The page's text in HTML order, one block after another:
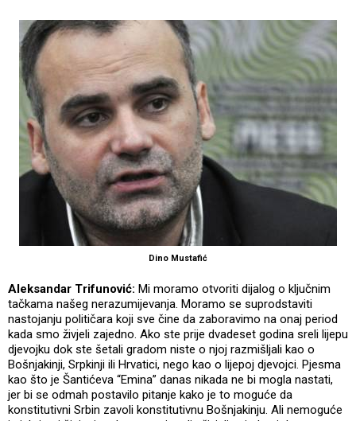
Dino Mustafić
Aleksandar Trifunović: Mi moramo otvoriti dijalog o ključnim
tačkama našeg nerazumijevanja. Moramo se suprodstaviti
nastojanju političara koji sve čine da zaboravimo na onaj period
kada smo živjeli zajedno. Ako ste prije dvadeset godina sreli lijepu
djevojku dok ste šetali gradom niste o njoj razmišljali kao o
Bošnjakinji, Srpkinji ili Hrvatici, nego kao o lijepoj djevojci. Pjesma
kao što je Šantićeva “Emina” danas nikada ne bi mogla nastati,
jer bi se odmah postavilo pitanje kako je to moguće da
konstitutivni Srbin zavoli konstitutivnu Bošnjakinju. Ali nemoguće